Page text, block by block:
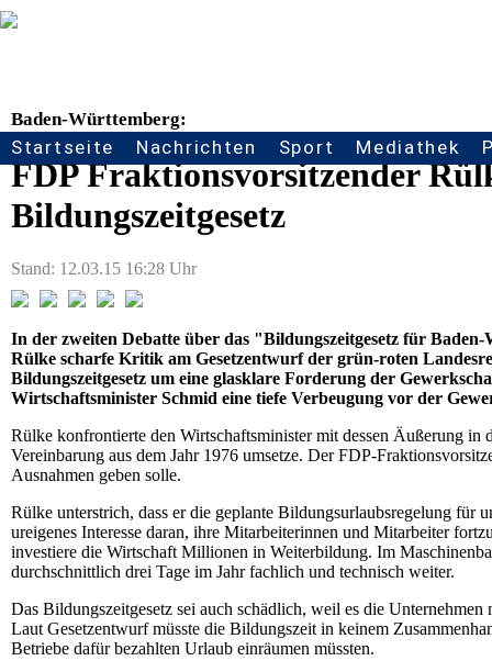
Seitennavigation
Startseite Nachrichten Sport Mediathek
Baden-Württemberg:
FDP Fraktionsvorsitzender
Bildungszeitgesetz
Stand: 12.03.15 16:28 Uhr
In der zweiten Debatte über das "Bildungszeitgesetz für
Rülke scharfe Kritik am Gesetzentwurf der grün-roten
Bildungszeitgesetz um eine glasklare Forderung der
Wirtschaftsminister Schmid eine tiefe Verbeugung vor der
Rülke konfrontierte den Wirtschaftsminister mit dessen Äußerung
Vereinbarung aus dem Jahr 1976 umsetze. Der FDP-
Ausnahmen geben solle.
Rülke unterstrich, dass er die geplante Bildungsurlaubsregelung für
ureigenes Interesse daran, ihre Mitarbeiterinnen und Mitarbeiter
investiere die Wirtschaft Millionen in Weiterbildung. Im
durchschnittlich drei Tage im Jahr fachlich und technisch weiter.
Das Bildungszeitgesetz sei auch schädlich, weil es die
Laut Gesetzentwurf müsste die Bildungszeit in keinem
Betriebe dafür bezahlten Urlaub einräumen müssten.